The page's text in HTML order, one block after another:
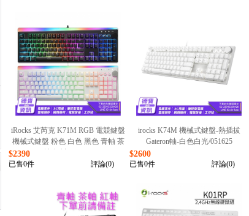
iRocks 艾芮克 K71M RGB 電競鍵盤
機械式鍵盤 粉色 白色 黑色 青軸 茶
$2390
已售0件 評論(0)
irocks K74M 機械式鍵盤-熱插拔
Gateron軸-白色白光/051625
$2600
已售0件 評論(0)